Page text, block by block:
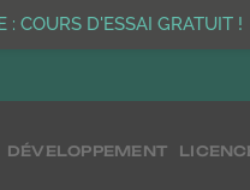
DÉVELOPPEMENT
: COURS D'ESSAI GRATUIT !